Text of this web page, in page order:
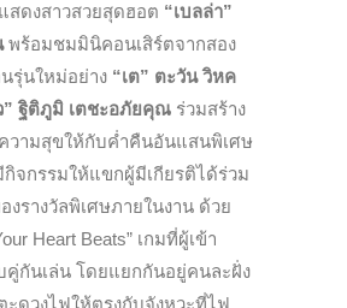
สดงสาวสวยสุดฮอต “เบลล่า”
พร้อมชมมินิคอนเสิร์ตจากสอง
รุ่นใหม่อย่าง “เต” ตะวัน วิหค
” ฐิติภูมิ เตชะอภัยคุณ ร่วมสร้าง
วามสุขให้กับค่ำคืนอันแสนพิเศษ
จกรรมให้แขกผู้มีเกียรติได้ร่วม
งรางวัลพิเศษภายในงาน ด้วย
Heart Beats” เกมที่ผู้เข้า
คู่กันเล่น โดยแยกกันอยู่คนละฝั่ง
ดวงไฟให้ตรงกับจังหวะที่ไฟ